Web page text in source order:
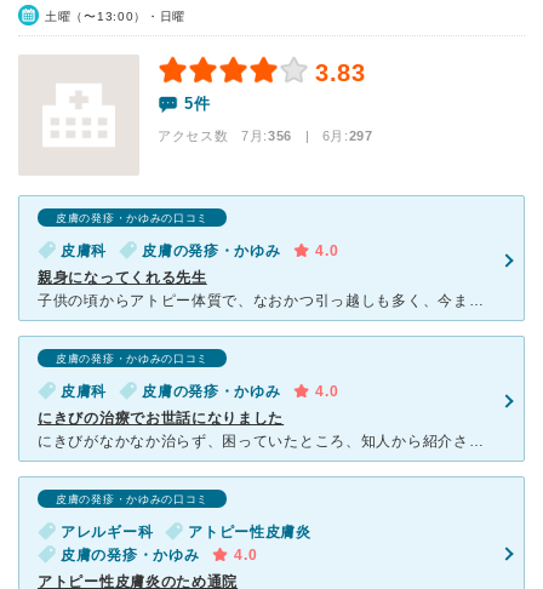
土曜（〜13:00）・日曜
3.83
5件
アクセス数 7月:356 | 6月:297
皮膚の発疹・かゆみの口コミ
皮膚科 皮膚の発疹・かゆみ
4.0
親身になってくれる先生
子供の頃からアトピー体質で、なおかつ引っ越しも多く、今までかなり多くの皮膚科を受診してきました。こちらの先生は私が出会った中で、一番親身になってくださった先生です。皮膚科は、慢性的なアトピー患者に対し
皮膚の発疹・かゆみの口コミ
皮膚科 皮膚の発疹・かゆみ
4.0
にきびの治療でお世話になりました
にきびがなかなか治らず、困っていたところ、知人から紹介されてよしむら皮膚科でお世話になりました。 病院はいつも混んでいて、その腕の良さが評判なのも納得です。 先生は人柄がよく、なかなか治らないにき
皮膚の発疹・かゆみの口コミ
アレルギー科
アトピー性皮膚炎
皮膚の発疹・かゆみ
4.0
アトピー性皮膚炎のため通院